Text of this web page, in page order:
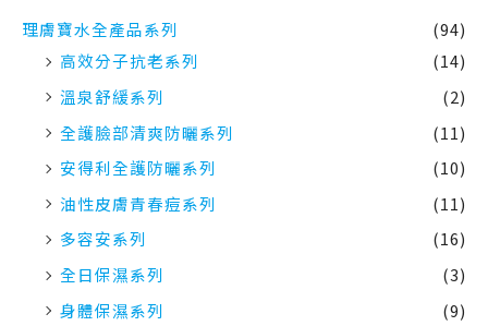
理膚寶水全產品系列
(94)
高效分子抗老系列
(14)
溫泉舒緩系列
(2)
全護臉部清爽防曬系列
(11)
安得利全護防曬系列
(10)
油性皮膚青春痘系列
(11)
多容安系列
(16)
全日保濕系列
(3)
身體保濕系列
(9)